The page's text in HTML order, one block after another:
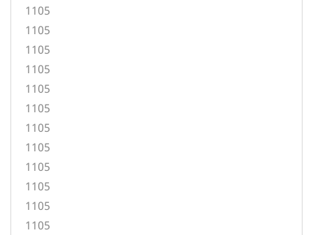
1105
1105
1105
1105
1105
1105
1105
1105
1105
1105
1105
1105